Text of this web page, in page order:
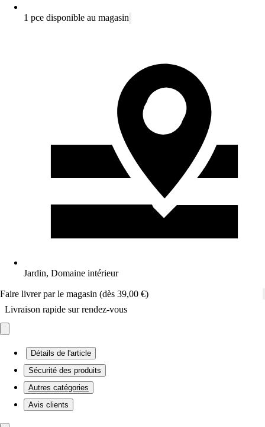
1 pce disponible au magasin
Jardin, Domaine intérieur
Faire livrer par le magasin (dès 39,00 €)
Livraison rapide sur rendez-vous
Détails de l'article
Sécurité des produits
Autres catégories
Avis clients